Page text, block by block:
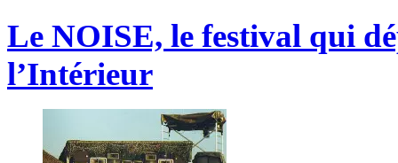
Le NOISE, le festival qui
l’Intérieur